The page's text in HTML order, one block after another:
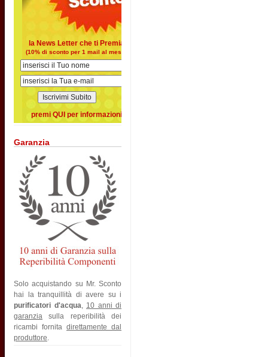
la News Letter che ti Premia
(10% di sconto per 1 mail al mese)
premi QUI per informazioni
Garanzia
Solo acquistando su Mr. Sconto
hai la tranquillità di avere su i
purificatori d'acqua, 10 anni di
garanzia sulla reperibilità dei
ricambi fornita direttamente dal
produttore.